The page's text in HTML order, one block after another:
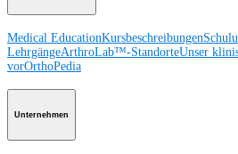
Medical EducationKursbeschreibungen
LehrgängeArthroLab™-StandorteUnser
vorOrthoPedia
Unternehmen